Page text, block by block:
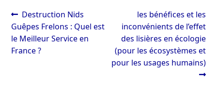
Navigation
de
l’article
Article
précédent :
Destruction Nids
Guêpes Frelons : Quel est
le Meilleur Service en
France ?
Article
suivant :
les bénéfices et les
inconvénients de l’effet
des lisières en écologie
(pour les écosystèmes et
pour les usages humains)